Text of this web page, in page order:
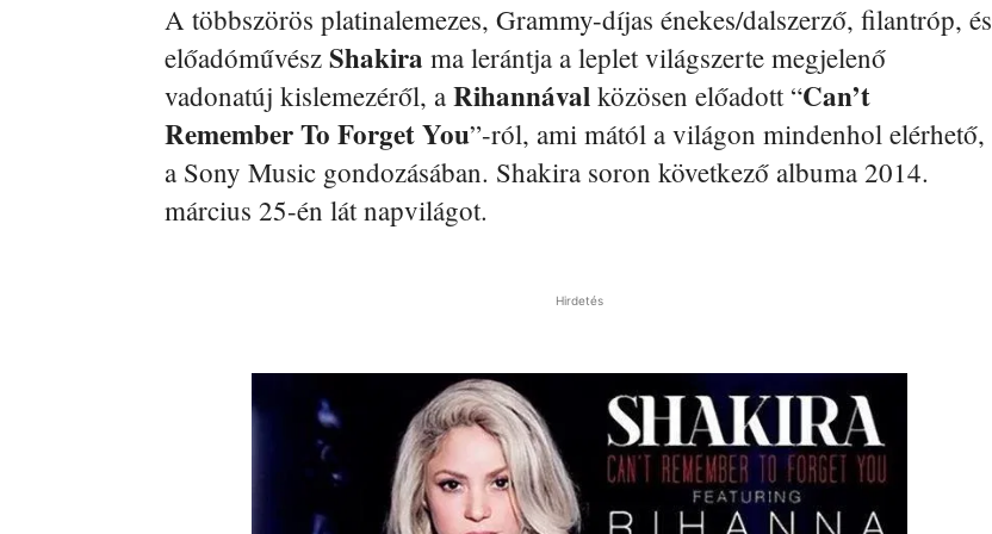
A többszörös platinalemezes, Grammy-díjas énekes/dalszerző, filantróp, és
előadóművész Shakira ma lerántja a leplet világszerte megjelenő
vadonatúj kislemezéről, a Rihannával közösen előadott “Can’t
Remember To Forget You”-ról, ami mától a világon mindenhol elérhető,
a Sony Music gondozásában. Shakira soron következő albuma 2014.
március 25-én lát napvilágot.
Hirdetés